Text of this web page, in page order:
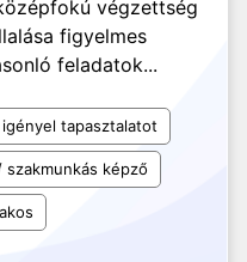
végzettség
figyelmes
feladatok...
igényel tapasztalatot
szakmunkás képző